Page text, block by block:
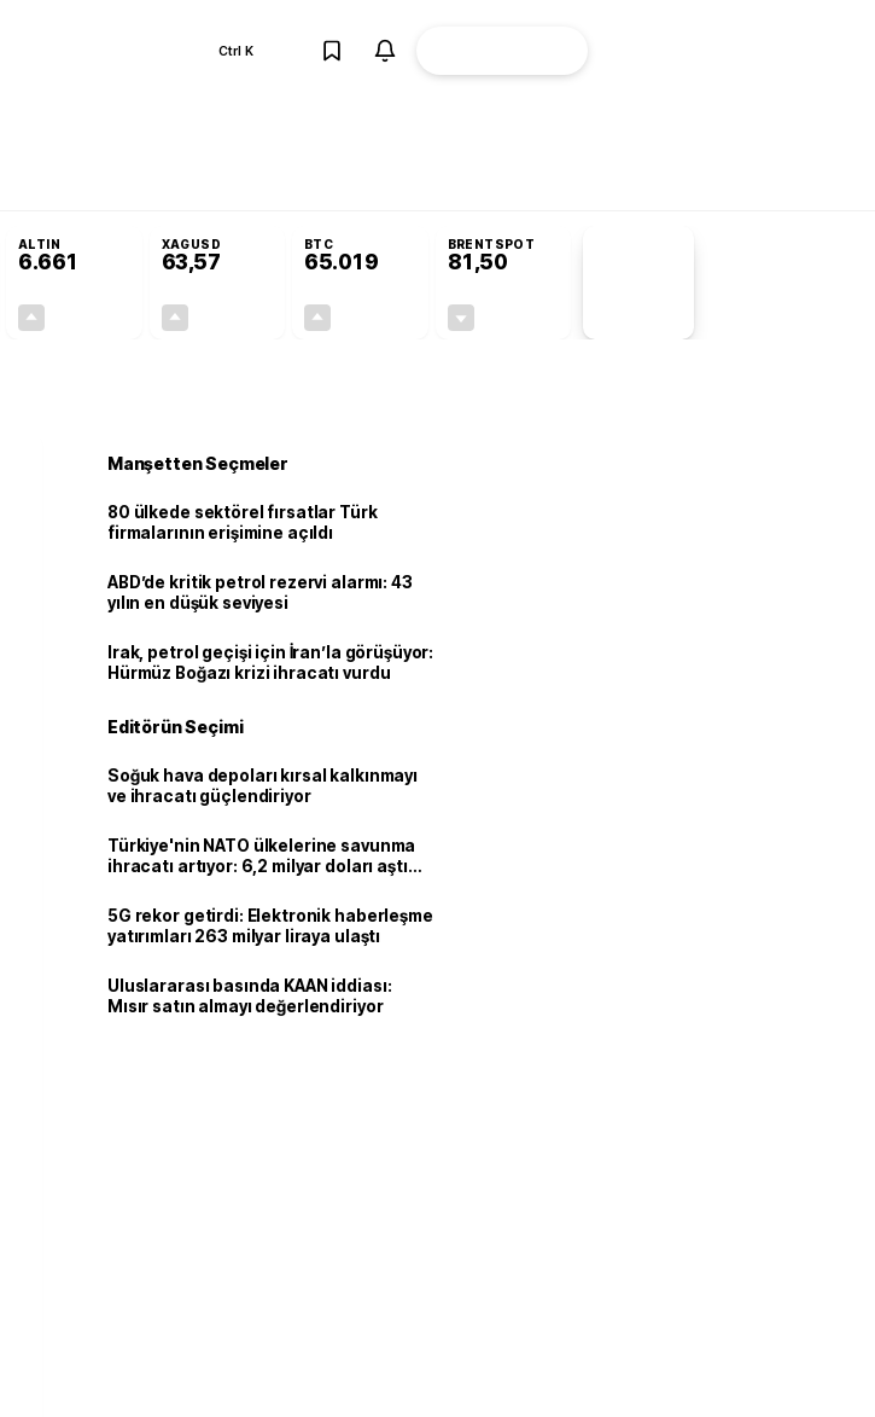
Ctrl K
ALTIN
6.661
XAGUSD
63,57
BTC
65.019
BRENTSPOT
81,50
Manşetten Seçmeler
80 ülkede sektörel fırsatlar Türk
firmalarının erişimine açıldı
ABD’de kritik petrol rezervi alarmı: 43
yılın en düşük seviyesi
Irak, petrol geçişi için İran’la görüşüyor:
Hürmüz Boğazı krizi ihracatı vurdu
Editörün Seçimi
Soğuk hava depoları kırsal kalkınmayı
ve ihracatı güçlendiriyor
Türkiye'nin NATO ülkelerine savunma
ihracatı artıyor: 6,2 milyar doları aştı
5G rekor getirdi: Elektronik haberleşme
yatırımları 263 milyar liraya ulaştı
Uluslararası basında KAAN iddiası:
Mısır satın almayı değerlendiriyor